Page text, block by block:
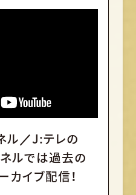
ル／J:テレの
ルでは過去の
カイブ配信！